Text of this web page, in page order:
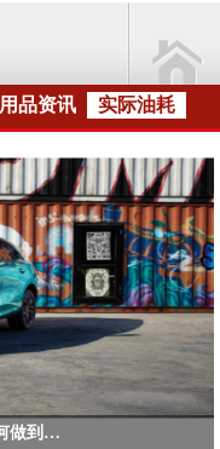
用品资讯 实际油耗
油耗低至百公里6.6L，风行T5 EVO是如何做到的？